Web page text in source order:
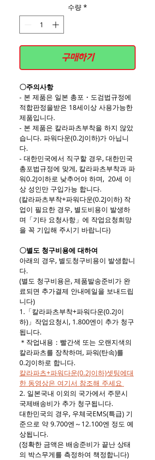
수량 *
구매하기
〇주의사항
- 본 제품은 일본 총포・도검법규정에
적합판정을받은 18세이상 사용가능한
제품입니다.
- 본 제품은 칼라파츠부착을 하지 않았
습니다. 파워다운(0.2J이하)가 아닙니
다.
- 대한민국에서 직구할 경우, 대한민국
총포법규정에 맞게, 칼라파츠부착과 파
워0.2J이하로 낮추어야 하며, 20세 이
상 성인만 구입가능 합니다.
(칼라파츠부착+파워다운(0.2J이하) 작
업이 필요한 경우, 별도비용이 발생하
며「기타 요청사항」에 작업요청희망
을 꼭 기입해 주시기 바랍니다)
〇별도 청구비용에 대하여
아래의 경우, 별도청구비용이 발생합니
다.
(별도 청구비용은, 제품발송준비가 완
료되면 추가결제 안내메일을 보내드립
니다)
1.「칼라파츠부착+파워다운(0.2J이
하)」작업요청시, 1.800엔이 추가 청구
됩니다.
＊작업내용：빨간색 또는 오랜지색의
칼라파츠를 장착하며, 파워(탄속)를
0.2J이하로 합니다.
칼라파츠+파워다운(0.2J이하)셋팅에대
한 동영상은 여기서 참조해 주세요
2. 일본국내 이외의 국가에서 주문시
국제배송비가 추가 청구됩니다.
대한민국의 경우, 우체국EMS(특급) 기
준으로 약 9.700엔～12.100엔 정도 예
상됩니다.
(정확한 금액은 배송준비가 끝난 상태
의 박스무게를 측정하여 책정합니다)